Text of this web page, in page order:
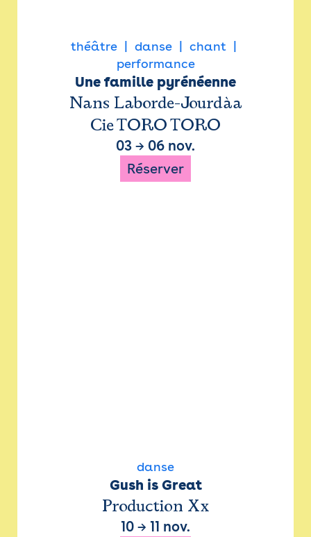
théâtre danse
chant
performance
Une famille pyrénéenne
Nans Laborde-Jourdàa
Cie TORO TORO
03 → 06 nov.
Réserver
danse
Gush is Great
Production Xx
10 → 11 nov.